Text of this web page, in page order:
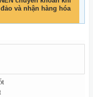
và nhận hàng hóa